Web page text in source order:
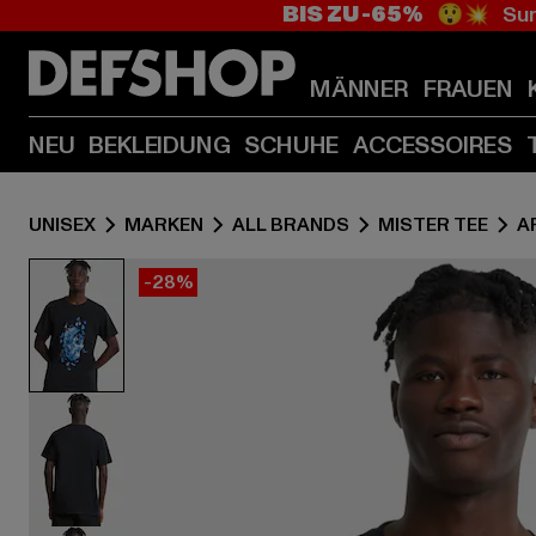
BIS ZU -65% 😲💥
MÄNNER FRAUEN
NEU BEKLEIDUNG SCHUHE ACCESSOIRES
UNISEX MARKEN ALL BRANDS MISTER TEE
-28%